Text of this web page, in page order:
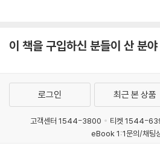
으면서 혼종된 흔적을 남긴다.
존재 기반으로 삼든, 그곳이 온전한 어느 한
한쪽을 선택한다 해도, 그들이 거주하는 공
하여 변형된 혼종적이며 초국가적인 공간
부터 소중하게 품고 온 누에 상자처럼 과거
이 책을 구입하신 분들이 산 분야
로그인 최근 본 상품
고객센터 1544-3800 티켓 1544-
eBook 1:1문의/채팅